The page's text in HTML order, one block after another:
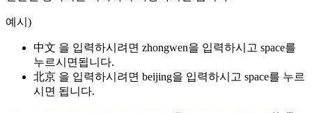
예시)
中文 을 입력하시려면 zhongwen을 입력하시고 space를
누르시면됩니다.
北京 을 입력하시려면 beijing을 입력하시고 space를 누르
시면 됩니다.